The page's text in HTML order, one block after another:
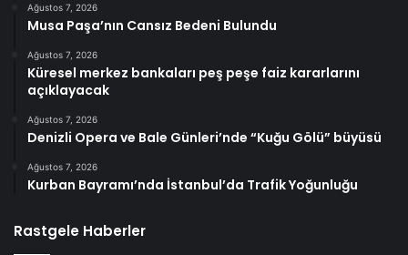
Ağustos 7, 2026
Musa Paşa’nın Cansız Bedeni Bulundu
Ağustos 7, 2026
Küresel merkez bankaları peş peşe faiz kararlarını
açıklayacak
Ağustos 7, 2026
Denizli Opera ve Bale Günleri’nde “Kuğu Gölü” büyüsü
Ağustos 7, 2026
Kurban Bayramı’nda İstanbul’da Trafik Yoğunluğu
Rastgele Haberler